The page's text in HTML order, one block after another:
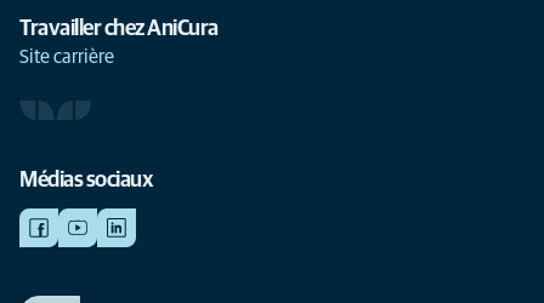
Travailler chez AniCura
Site carrière
Médias sociaux